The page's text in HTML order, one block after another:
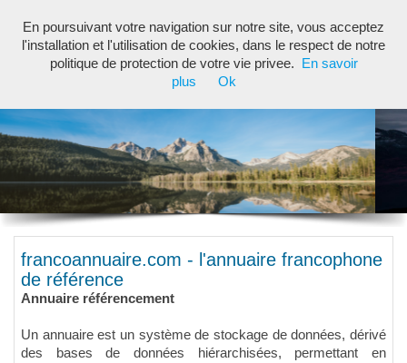
francoannuaire.com - l'annuaire francophone
de référence
Annuaire référencement
Un annuaire est un système de stockage de données, dérivé
des bases de données hiérarchisées, permettant en
En poursuivant votre navigation sur notre site, vous acceptez
l'installation et l'utilisation de cookies, dans le respect de notre
politique de protection de votre vie privee.
En savoir
plus
Ok